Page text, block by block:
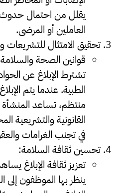
يقلل من احتمال
العاملين أو المرضى.
تحقيق الامتثال للتشريعات
قوانين الصحة
تشترط الإبلاغ عن
الطبية. عندما يتم
منتظم، تساعد المنشأة
القانونية والتشريعية
في تجنب الغرامات
تحسين ثقافة السلامة:
تعزيز ثقافة الإبلاغ
ينظر بها الموظفون